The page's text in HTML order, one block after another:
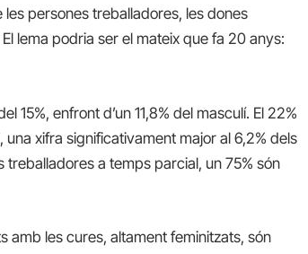
persones treballadores, les dones
lema podria ser el mateix que fa 20 anys:
15%, enfront d’un 11,8% del masculí. El 22%
xifra significativament major al 6,2% dels
a temps parcial, un 75% són
amb les cures, altament feminitzats, són